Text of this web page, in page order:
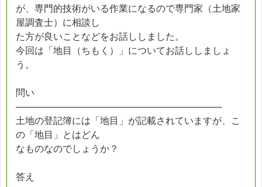
が、専門的技術がいる作業になるので専門家（土地家
屋調査士）に相談し
た方が良いことなどをお話ししました。
今回は「地目（ちもく）」についてお話ししましょ
う。
問い
────────────────────────────────
土地の登記簿には「地目」が記載されていますが、こ
の「地目」とはどん
なものなのでしょうか？
答え